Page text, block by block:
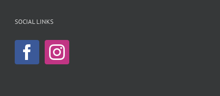
SOCIAL LINKS